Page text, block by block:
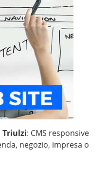
Triulzi: CMS responsive
negozio, impresa o